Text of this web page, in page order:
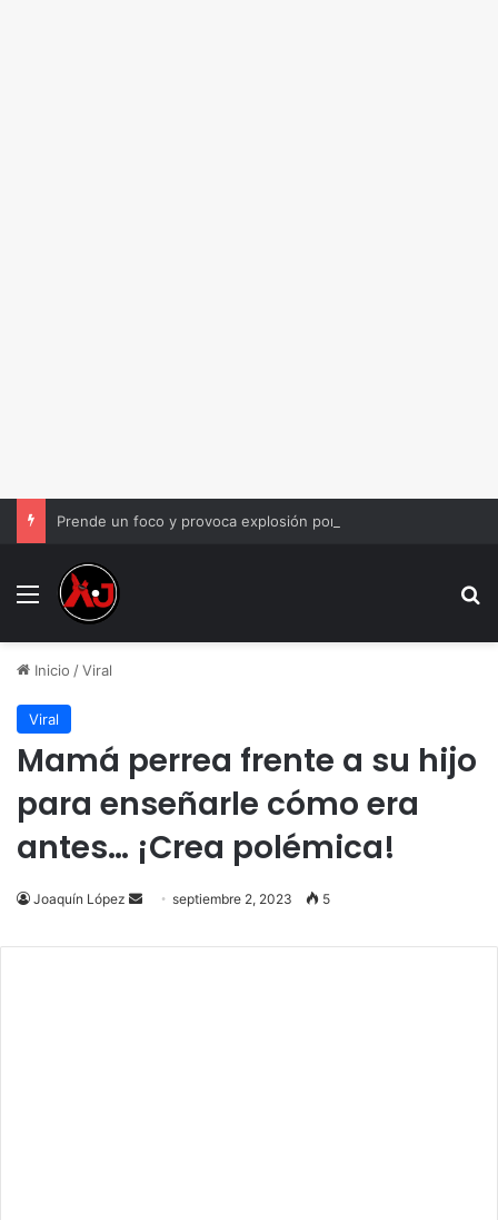
Menu
Inicio /Viral
Viral
Mamá perrea frente a su hijo
para enseñarle cómo era
antes… ¡Crea polémica!
Joaquín López
Send
email
septiembre 2, 2023 5